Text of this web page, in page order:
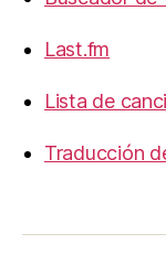
Last.fm
Lista de
Traducción